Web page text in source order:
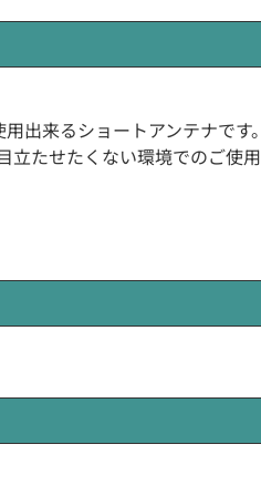
出来るショートアンテナです。
たせたくない環境でのご使用